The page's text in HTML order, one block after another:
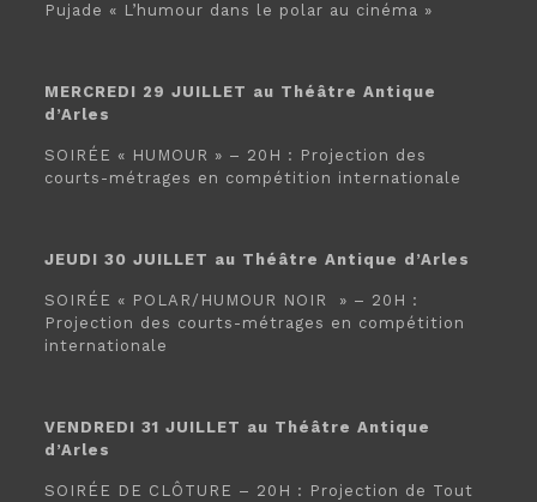
Pujade « L’humour dans le polar au cinéma »
MERCREDI 29 JUILLET au Théâtre Antique
d’Arles
SOIRÉE « HUMOUR » – 20H : Projection des
courts-métrages en compétition internationale
JEUDI 30 JUILLET au Théâtre Antique d’Arles
SOIRÉE « POLAR/HUMOUR NOIR » – 20H :
Projection des courts-métrages en compétition
internationale
VENDREDI 31 JUILLET au Théâtre Antique
d’Arles
SOIRÉE DE CLÔTURE – 20H : Projection de Tout